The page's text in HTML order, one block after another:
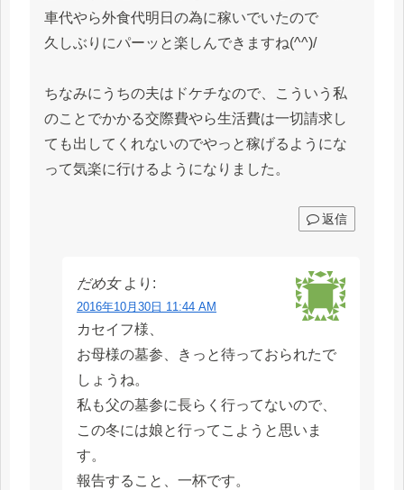
車代やら外食代明日の為に稼いでいたので
久しぶりにパーッと楽しんできますね(^^)/
ちなみにうちの夫はドケチなので、こういう私
のことでかかる交際費やら生活費は一切請求し
ても出してくれないのでやっと稼げるようにな
って気楽に行けるようになりました。
返信
だめ女 より:
2016年10月30日 11:44 AM
カセイフ様、
お母様の墓参、きっと待っておられたで
しょうね。
私も父の墓参に長らく行ってないので、
この冬には娘と行ってこようと思いま
す。
報告すること、一杯です。